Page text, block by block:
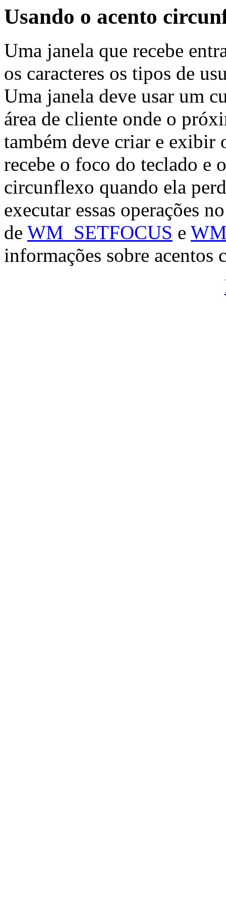
Usando o acento
Uma janela que recebe
os caracteres os tipos de
Uma janela deve usar um
área de cliente onde o
também deve criar e exibir
recebe o foco do teclado e
circunflexo quando ela
executar essas operações
de WM_SETFOCUS e
informações sobre